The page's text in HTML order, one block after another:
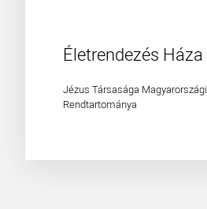
Életrendezés Háza
Jézus Társasága Magyarországi
Rendtartománya